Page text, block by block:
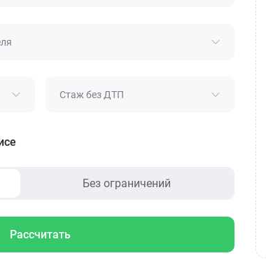
Стаж без ДТП
Без ограничений
Рассчитать